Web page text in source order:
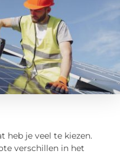
heb je veel te kiezen.
verschillen in het